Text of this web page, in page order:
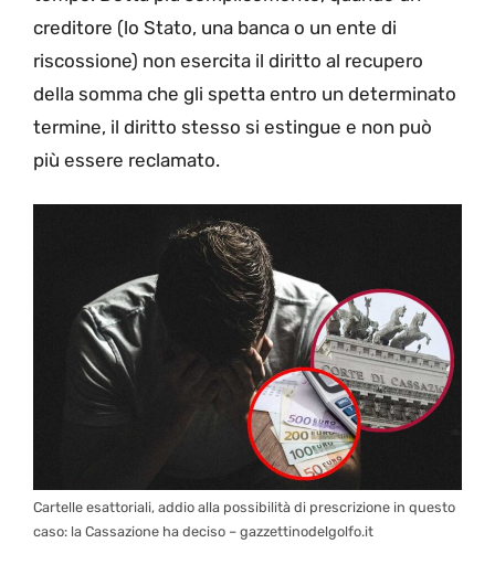
creditore (lo Stato, una banca o un ente di
riscossione) non esercita il diritto al recupero
della somma che gli spetta entro un determinato
termine, il diritto stesso si estingue e non può
più essere reclamato.
Cartelle esattoriali, addio alla possibilità di prescrizione in questo
caso: la Cassazione ha deciso – gazzettinodelgolfo.it